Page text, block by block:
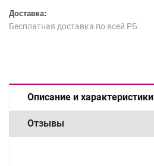
Доставка:
Бесплатная доставка по всей РБ
Описание и характеристики
Отзывы